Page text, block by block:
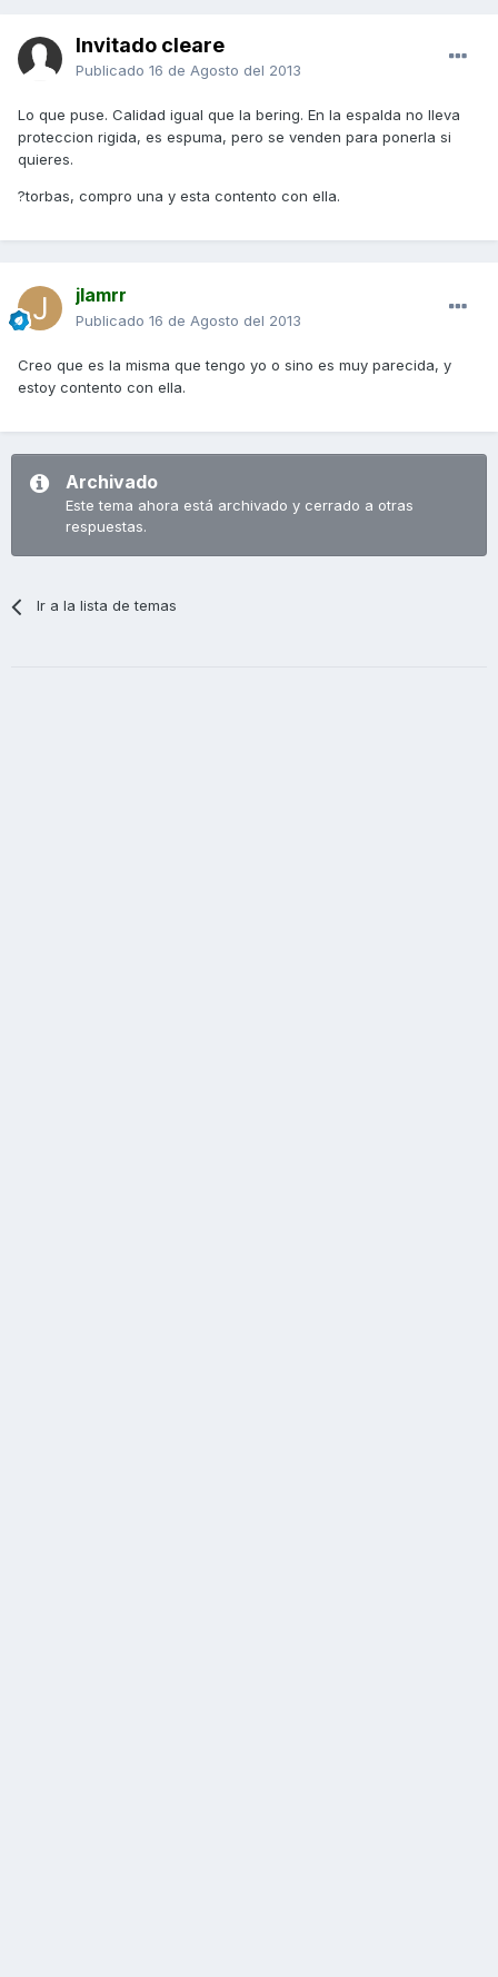
Invitado cleare
Publicado 16 de Agosto del 2013
Lo que puse. Calidad igual que la bering. En la espalda no lleva
proteccion rigida, es espuma, pero se venden para ponerla si
quieres.
?torbas, compro una y esta contento con ella.
jlamrr
Publicado 16 de Agosto del 2013
Creo que es la misma que tengo yo o sino es muy parecida, y
estoy contento con ella.
Archivado
Este tema ahora está archivado y cerrado a otras
respuestas.
Ir a la lista de temas